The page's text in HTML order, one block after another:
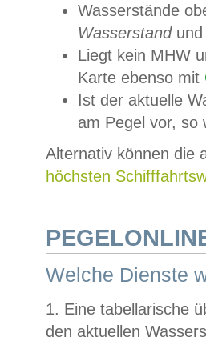
Wasserstände
Wasserstandund
Liegt kein MHW
Karte ebenso mit
Ist der aktuelle
am Pegel vor,
Alternativ können die
höchsten
Welche Dienste
1. Eine tabellarische
den aktuellen